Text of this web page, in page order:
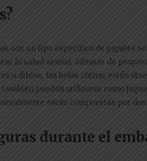
son un tipo específico de juguete
la salud sexual, además de
o dildos, las bolas chinas están
también pueden utilizarse como
están compuestas por
durante el